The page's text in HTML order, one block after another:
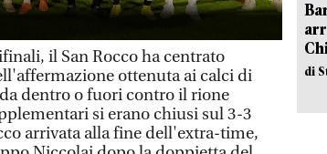
il San Rocco ha centrato
ottenuta ai calci di
dentro o fuori contro il rione
si erano chiusi sul 3-3
arrivata alla fine dell'extra-time,
di